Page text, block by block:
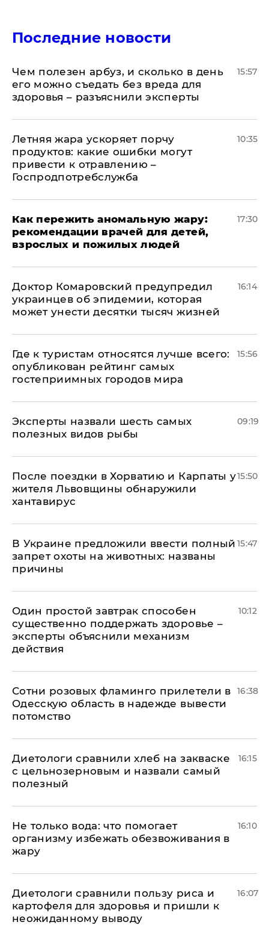
Последние новости
Чем полезен арбуз, и сколько в день
его можно съедать без вреда для
здоровья – разъяснили эксперты
15:57
Летняя жара ускоряет порчу
продуктов: какие ошибки могут
привести к отравлению –
Госпродпотребслужба
10:35
Как пережить аномальную жару:
рекомендации врачей для детей,
взрослых и пожилых людей
17:30
Доктор Комаровский предупредил
украинцев об эпидемии, которая
может унести десятки тысяч жизней
16:14
Где к туристам относятся лучше всего:
опубликован рейтинг самых
гостеприимных городов мира
15:56
Эксперты назвали шесть самых
полезных видов рыбы
09:19
После поездки в Хорватию и Карпаты у
жителя Львовщины обнаружили
хантавирус
15:50
В Украине предложили ввести полный
запрет охоты на животных: названы
причины
15:47
Один простой завтрак способен
существенно поддержать здоровье –
эксперты объяснили механизм
действия
10:12
Сотни розовых фламинго прилетели в
Одесскую область в надежде вывести
потомство
16:38
Диетологи сравнили хлеб на закваске
с цельнозерновым и назвали самый
полезный
16:15
Не только вода: что помогает
организму избежать обезвоживания в
жару
16:10
Диетологи сравнили пользу риса и
картофеля для здоровья и пришли к
неожиданному выводу
16:07